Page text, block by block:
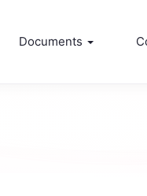
Documents